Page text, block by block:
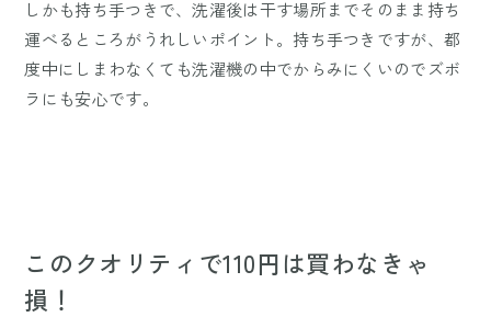
しかも持ち手つきで、洗濯後は干す場所までそのまま持ち
運べるところがうれしいポイント。持ち手つきですが、都
度中にしまわなくても洗濯機の中でからみにくいのでズボ
ラにも安心です。
このクオリティで110円は買わなきゃ
損！